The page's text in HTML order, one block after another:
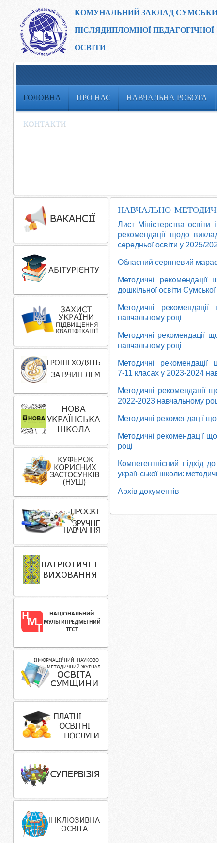
КОМУНАЛЬНИЙ ЗАКЛАД
ПІСЛЯДИПЛОМНОЇ ПЕДАГОГІЧНОЇ
ОСВІТИ
ГОЛОВНА ПРО НАС НАВЧАЛЬНА РОБОТА
КОНТАКТИ
НАВЧАЛЬНО-
Лист Міністерства
рекомендації щодо
середньої освіти у 2025/
Обласний серпневий
Методичні рекомендації
дошкільної освіти
Методичні
навчальному році
Методичні рекомендації
навчальному році
Методичні рекомендації
7-11 класах у 2023-2024
Методичні рекомендації
2022-2023 навчальному
Методичні рекомендації
Методичні рекомендації
році
Компетентнісний підхід
української школи:
Архів документів